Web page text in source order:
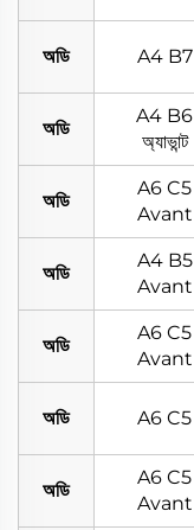
অডি A4 B7
অডি
A4 B6
অ্যাভান্ট
অডি
A6 C5
Avant
অডি
A4 B5
Avant
অডি
A6 C5
Avant
অডি A6 C5
অডি
A6 C5
Avant